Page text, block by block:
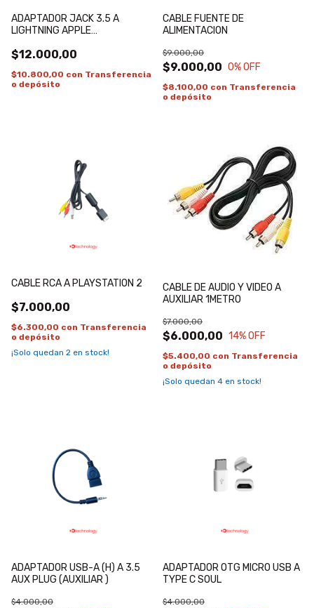
ADAPTADOR JACK 3.5 A
LIGHTNING APPLE
$12.000,00
$10.800,00 con Transferencia
o depósito
CABLE FUENTE DE
ALIMENTACION
$9.000,00
$9.000,00
0% OFF
$8.100,00 con Transferencia
o depósito
CABLE RCA A PLAYSTATION 2
$7.000,00
$6.300,00 con Transferencia
o depósito
¡Solo quedan 2 en stock!
CABLE DE AUDIO Y VIDEO A
AUXILIAR 1METRO
$6.000,00
$7.000,00
14% OFF
$5.400,00 con Transferencia
o depósito
¡Solo quedan 4 en stock!
ADAPTADOR USB-A (H) A 3.5
AUX PLUG (AUXILIAR )
$4.000,00
ADAPTADOR OTG MICRO USB A
TYPE C SOUL
$4.000,00